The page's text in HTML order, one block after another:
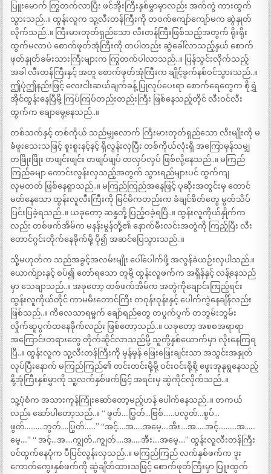
ပြူးမောက် ကြွတက်လာပြီး ဖင်အိုးကြီးနှစ်မွှာမှာလည်း အက်ကွဲ ကားထွက်
သွားသည်..။ ထွန်းလူက သူ့လီးတန်ကြီးကို တဝက်ကျော်ကျော်မက ဆွဲနှုတ်
လိုက်သည်..။ ကြီးမားတုတ်ရှည်သော လီးတန်ကြီးဖြစ်သည့်အတွက် ရိုးရိုး
ထွက်မလာပဲ စောက်ဖုတ်အုံကြီးကို တပါတည်း ဆွဲခေါ်လာသည့်နှယ် စောက်
ဖုတ်နှုတ်ခမ်းသားကြီးများက ကြွတက်ပါလာသည်..။ ပြန်သွင်းလိုက်သည့်
အခါ လီးတန်ကြီးနှင့် အတူ စောက်ဖုတ်အုံကြီးက ချိုင့်ခွက်နစ်ဝင်သွားသည်..။
ဤပုံဤနည်းဖြင့် လေးငါးဆယ်ချက်ခန့် ပြုလုပ်ပေးရာ စောက်ရေတွေက စိုရွှဲ
အိုင်ထွန်းနေပြီမို့ ကြပ်ကြပ်တည်းတည်းကြီး ဖြစ်နေသည့်တိုင် လီးဝင်လီး
ထွက်က ချောမွေ့နေသည်..။
တစ်သက်နှင့် တစ်ကိုယ် သည်မျှလောက် ကြီးမားတုတ်ရှည်သော လီးမျိုးကို မ
ခံဖူးသေးသဖြင့် စူးစူးနင့်နင့် ရှိလွန်းလှပြီး တစ်ကိုယ်လုံးရှိ အကြောမှန်သမျှ
တဖြိုးဖြိုး တဖျင်းဖျင်း တဖျပ်ဖျပ် တလှပ်လှပ် ဖြစ်လို့နေသည်..။ မကြည်
ကြည်ခမျာ ကောင်းလွန်းလှသည့်အတွက် သွားရည်များပင် ထွက်ကျ
လုမတတ် ဖြစ်နေရှာသည်..။ မကြည်ကြည်အနေဖြင့် ပုဆိုးအတွင်းမှ တောင်
မတ်နေသော ထွန်းလူလီးကြီးကို မြင်မိကတည်းက ခံချင်စိတ်တွေ မွတ်သိပ်
ပြင်းပြခဲ့ရသည်..။ ယခုတော့ ဆန္ဒတို့ ပြည့်ဝခဲ့ရပြီ..။ ထွန်းလူကိုယ်နှိုက်က
လည်း တစ်ဖက်အိမ်က မနန်းမွန်တို့၏ နောက်မီးလင်းအတွဲကို ကြည့်ပြီး လီး
တောင်ဂွင်းတိုက်နေခိုက်မို့ ပို၍ အဆင်ပြေသွားသည်..။
သို့မဟုတ်က သည်အခွင့်အလမ်းမျိုး ပေါ်ပေါက်ဖို့ အလွန်ခဲယဉ်းလှပါသည်.။
ယောက်ျားနှင့် စပ်၍ တော်ရသော တူမို့ ထွန်းလူဖက်က အရှိန်နှင့် လန့်နေသည်
မှာ သေချာသည်..။ အခုတော့ တစ်ဖက်အိမ်က အတွဲကိုချောင်းကြည့်ရင်း
ထွန်းလူကိုယ်တိုင် ကာမမီးတောင်ကြီး တဝုန်းဝုန်းနှင့် ပေါက်ကွဲနေချိန်လည်း
ဖြစ်သည်..။ ကိလေသာရမ္မက် ချော်ရည်တွေ တပွက်ပွက် တဘွမ်းဘွမ်း
လှိုက်ဆူပွက်ထနေခိုက်လည်း ဖြစ်တော့သည်..။ ယခုတော့ အစစအရာရာ
အကြောင်းတရားတွေ တိုက်ဆိုင်လာသည်မို့ သူတို့နှစ်ယောက်မှာ လိုးနေကြရ
ပြီ..။ ထွန်းလူက သူ့လီးတန်ကြီးကို မှန်မှန် ဖြေးဖြေးချင်းသာ အသွင်းအနှုတ်
လုပ်ပြီးနောက် မကြည်ကြည်၏ တင်းတင်းမို့မို့ ဝင်းဝင်းစို့စို့ ဖွေးအုနုရွနေသည့်
နို့အုံကြီးနှစ်မွှာကို သူ့လက်နှစ်ဖက်ဖြင့် အရင်းမှ ဆွဲကိုင်လိုက်သည်..။
သူ့ပုံစံက အသားကုန်ကြုံးဆော်တော့မည့်ဟန် ပေါက်နေသည်..။ တကယ်
လည်း ဆော်ပါတော့သည်..။ “ ဖွတ်….ပြွတ်…ဗြစ်……ပလွတ်…စွပ်…
ဖွတ်……….ဘွတ်….ပြွတ်……” “အင့်….အ…..အမေ့….အီး….အ…..အင့်……….အ……
မေ့….” “ အင့်…အ….ကျွတ်..ကျွတ်….အ…..အီး….အမေ့….” ထွန်းလူလီးတန်ကြီး
ဝင်ထွက်နေပုံက ပီပြင်လွန်းလှသည်..။ မကြည်ကြည် လက်နှစ်ဖက်က ဒူး
ကောက်ကွေးနှစ်ဖက်ကို ဆွဲချိတ်ထားသဖြင့် စောက်ဖုတ်ကြီးမှာ ပြူးထွက်